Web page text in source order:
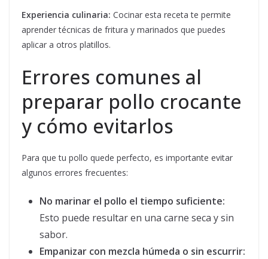
Experiencia culinaria: Cocinar esta receta te permite
aprender técnicas de fritura y marinados que puedes
aplicar a otros platillos.
Errores comunes al
preparar pollo crocante
y cómo evitarlos
Para que tu pollo quede perfecto, es importante evitar
algunos errores frecuentes:
No marinar el pollo el tiempo suficiente:
Esto puede resultar en una carne seca y sin
sabor.
Empanizar con mezcla húmeda o sin escurrir: